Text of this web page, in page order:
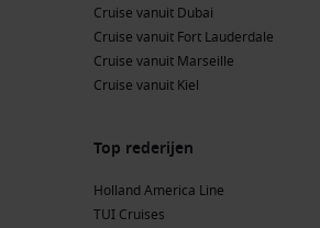
Cruise vanuit Dubai
Cruise vanuit Fort Lauderdale
Cruise vanuit Marseille
Cruise vanuit Kiel
Top rederijen
Holland America Line
TUI Cruises